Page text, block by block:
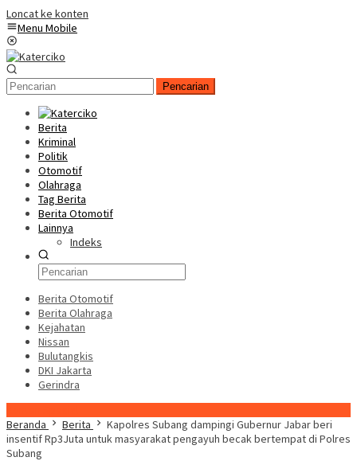
Loncat ke konten
Menu Mobile
Pencarian
Berita
Kriminal
Politik
Otomotif
Olahraga
Tag Berita
Berita Otomotif
Lainnya
Indeks
Berita Otomotif
Berita Olahraga
Kejahatan
Nissan
Bulutangkis
DKI Jakarta
Gerindra
Beranda
Berita
Kapolres Subang dampingi Gubernur Jabar beri
insentif Rp3Juta untuk masyarakat pengayuh becak bertempat di Polres
Subang